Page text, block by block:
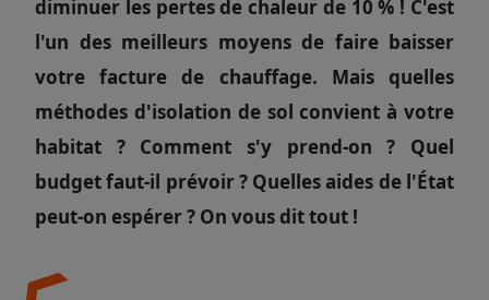
diminuer les pertes de chaleur de 10 % ! C'est
l'un des meilleurs moyens de faire baisser
votre facture de chauffage. Mais quelles
méthodes d'isolation de sol convient à votre
habitat ? Comment s'y prend-on ? Quel
budget faut-il prévoir ? Quelles aides de l'État
peut-on espérer ? On vous dit tout !